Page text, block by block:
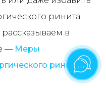
ринита.
в
— Меры
ринита у